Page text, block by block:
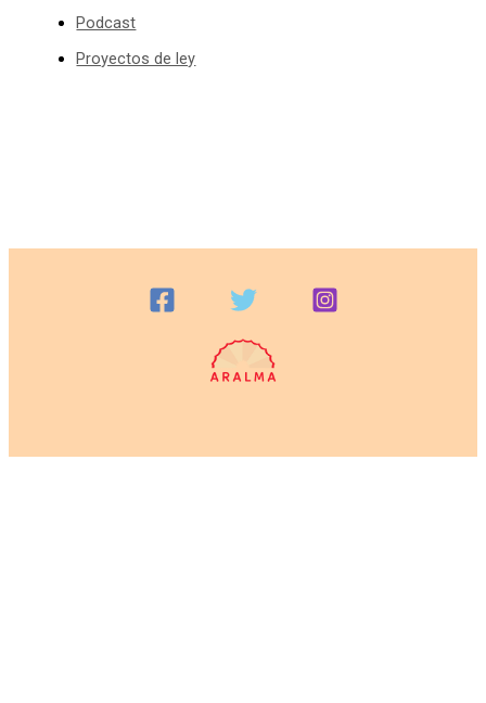
Podcast
Proyectos de ley